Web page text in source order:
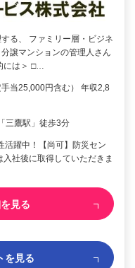
る、 ファミリー層・ビジネ
譲マンションの管理人さん
には＞ □…
当25,000円含む） 年収2,8
三鷹駅」徒歩3分
活躍中！【尚可】防災セン
社後に取得していただきま
見る
を見る